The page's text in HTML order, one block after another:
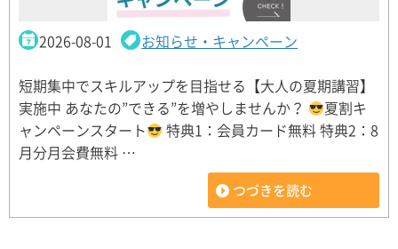
2026-08-01 お知らせ・キャンペーン
短期集中でスキルアップを目指せる【大人の夏期講習】
実施中 あなたの”できる”を増やしませんか？
夏割キ
ャンペーンスタート
特典1：会員カード無料 特典2：8
月分月会費無料 …
つづきを読む